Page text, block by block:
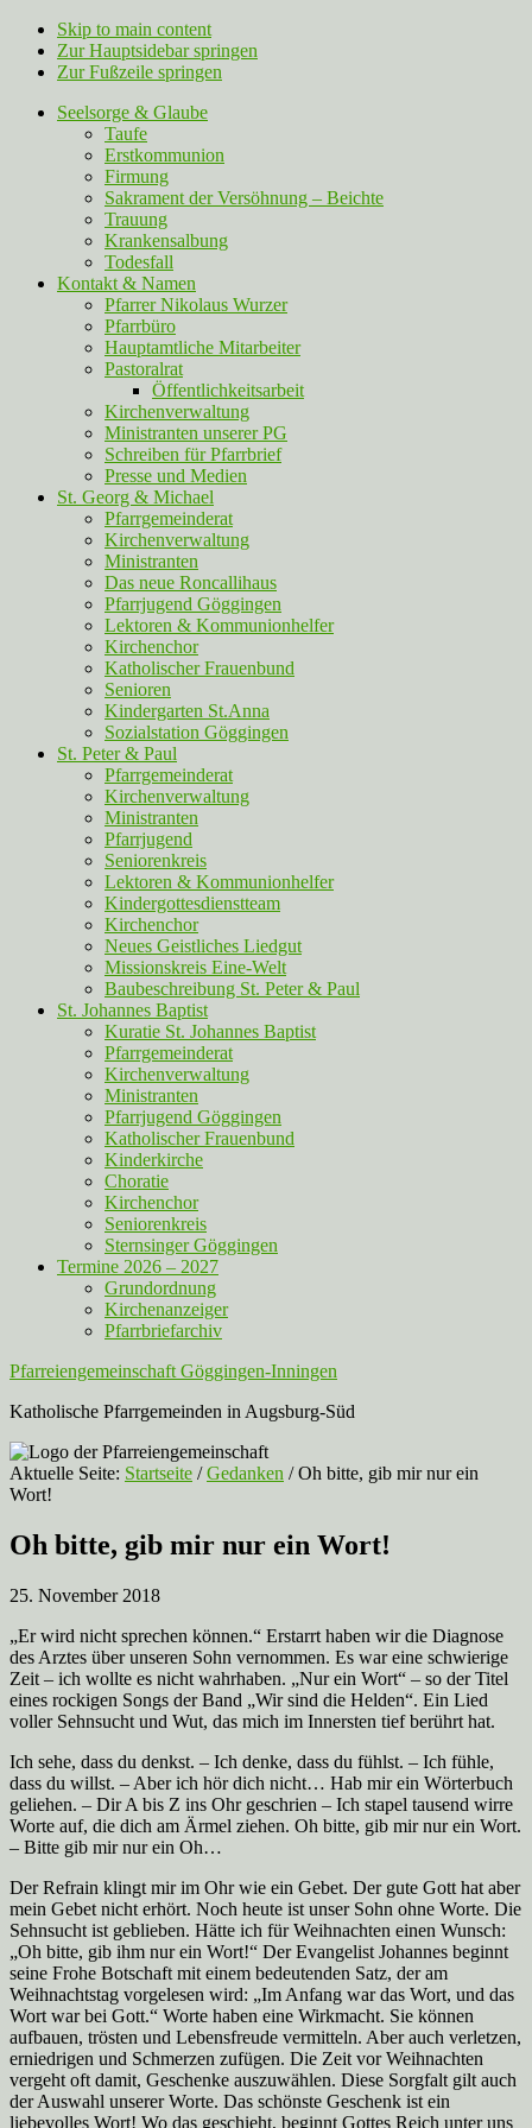
Skip to main content
Zur Hauptsidebar springen
Zur Fußzeile springen
Seelsorge & Glaube
Taufe
Erstkommunion
Firmung
Sakrament der Versöhnung – Beichte
Trauung
Krankensalbung
Todesfall
Kontakt & Namen
Pfarrer Nikolaus Wurzer
Pfarrbüro
Hauptamtliche Mitarbeiter
Pastoralrat
Öffentlichkeitsarbeit
Kirchenverwaltung
Ministranten unserer PG
Schreiben für Pfarrbrief
Presse und Medien
St. Georg & Michael
Pfarrgemeinderat
Kirchenverwaltung
Ministranten
Das neue Roncallihaus
Pfarrjugend Göggingen
Lektoren & Kommunionhelfer
Kirchenchor
Katholischer Frauenbund
Senioren
Kindergarten St.Anna
Sozialstation Göggingen
St. Peter & Paul
Pfarrgemeinderat
Kirchenverwaltung
Ministranten
Pfarrjugend
Seniorenkreis
Lektoren & Kommunionhelfer
Kindergottesdienstteam
Kirchenchor
Neues Geistliches Liedgut
Missionskreis Eine-Welt
Baubeschreibung St. Peter & Paul
St. Johannes Baptist
Kuratie St. Johannes Baptist
Pfarrgemeinderat
Kirchenverwaltung
Ministranten
Pfarrjugend Göggingen
Katholischer Frauenbund
Kinderkirche
Choratie
Kirchenchor
Seniorenkreis
Sternsinger Göggingen
Termine 2026 – 2027
Grundordnung
Kirchenanzeiger
Pfarrbriefarchiv
Pfarreiengemeinschaft Göggingen-Inningen
Katholische Pfarrgemeinden in Augsburg-Süd
Aktuelle Seite: Startseite / Gedanken /Oh bitte, gib mir nur ein
Wort!
Oh bitte, gib mir nur ein Wort!
25. November 2018
„Er wird nicht sprechen können.“ Erstarrt haben wir die Diagnose
des Arztes über unseren Sohn vernommen. Es war eine schwierige
Zeit – ich wollte es nicht wahrhaben. „Nur ein Wort“ – so der Titel
eines rockigen Songs der Band „Wir sind die Helden“. Ein Lied
voller Sehnsucht und Wut, das mich im Innersten tief berührt hat.
Ich sehe, dass du denkst. – Ich denke, dass du fühlst. – Ich fühle,
dass du willst. – Aber ich hör dich nicht… Hab mir ein Wörterbuch
geliehen. – Dir A bis Z ins Ohr geschrien – Ich stapel tausend wirre
Worte auf, die dich am Ärmel ziehen. Oh bitte, gib mir nur ein Wort.
– Bitte gib mir nur ein Oh…
Der Refrain klingt mir im Ohr wie ein Gebet. Der gute Gott hat aber
mein Gebet nicht erhört. Noch heute ist unser Sohn ohne Worte. Die
Sehnsucht ist geblieben. Hätte ich für Weihnachten einen Wunsch:
„Oh bitte, gib ihm nur ein Wort!“ Der Evangelist Johannes beginnt
seine Frohe Botschaft mit einem bedeutenden Satz, der am
Weihnachtstag vorgelesen wird: „Im Anfang war das Wort, und das
Wort war bei Gott.“ Worte haben eine Wirkmacht. Sie können
aufbauen, trösten und Lebensfreude vermitteln. Aber auch verletzen,
erniedrigen und Schmerzen zufügen. Die Zeit vor Weihnachten
vergeht oft damit, Geschenke auszuwählen. Diese Sorgfalt gilt auch
der Auswahl unserer Worte. Das schönste Geschenk ist ein
liebevolles Wort! Wo das geschieht, beginnt Gottes Reich unter uns